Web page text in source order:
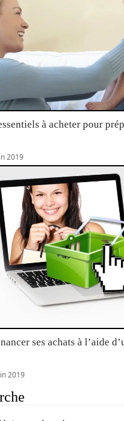
à acheter pour
2019
ses achats à l’aide
2019